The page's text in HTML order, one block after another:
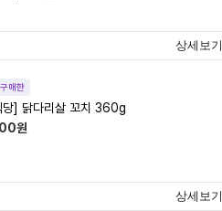
상세보기
매한
당] 닭다리살 꼬치 360g
원
상세보기